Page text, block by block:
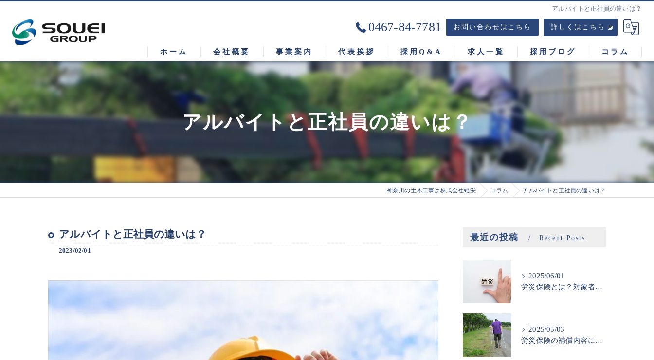
アルバイトと正社員の違いは？
0467-84-7781 お問い合わせはこちら 詳しくはこちら
ホーム 会社概要 事業案内 代表挨拶 採用Q&A 求人一覧 採用ブログ コラム
アルバイトと正社員の違いは？
神奈川の土木工事は株式会社総栄 コラム アルバイトと正社員の違いは？
アルバイトと正社員の違いは？
2023/02/01
最近の投稿 Recent Posts
2025/06/01
労災保険とは？対象者と申請方法
2025/05/03
労災保険の補償内容について